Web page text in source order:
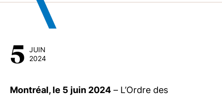
5 JUIN
2024
Montréal, le 5 juin 2024 – L’Ordre des